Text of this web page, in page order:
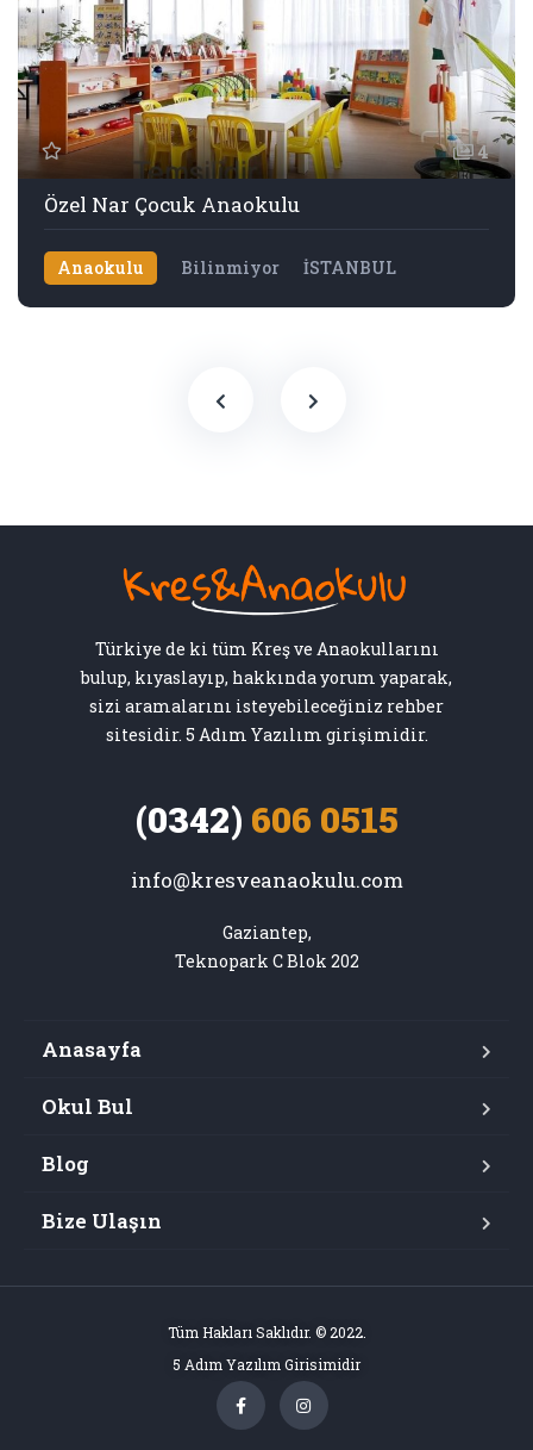
4
Özel Nar Çocuk Anaokulu
Anaokulu Bilinmiyor İSTANBUL
Türkiye de ki tüm Kreş ve Anaokullarını
bulup, kıyaslayıp, hakkında yorum yaparak,
sizi aramalarını isteyebileceğiniz rehber
sitesidir. 5 Adım Yazılım girişimidir.
(0342) 606 0515
info@kresveanaokulu.com
Gaziantep,
Teknopark C Blok 202
Anasayfa
Okul Bul
Blog
Bize Ulaşın
Tüm Hakları Saklıdır. © 2022.
5 Adım Yazılım Girisimidir